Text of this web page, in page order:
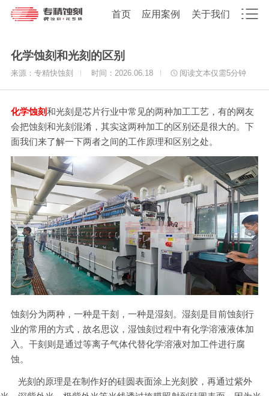
首页 应用案例 关于我们
化学蚀刻和光刻的区别
来源：专精快蚀刻 时间：2026.06.18 阅读文本仅需5分钟
化学蚀刻和光刻是芯片行业中常见的两种加工工艺，有的网友
会把蚀刻和光刻混淆，其实这两种加工的区别还是很大的。下
面我们来了解一下两者之间的工作原理和区别之处。
蚀刻分为两种，一种是干刻，一种是湿刻。湿刻是目前蚀刻行
业的常用的方式，故名思议，湿蚀刻过程中有化学溶液液体加
入。干刻则是通过等离子气体代替化学溶液对加工件进行腐
蚀。
光刻的原理是在制作好的硅圆表面涂上光刻胶，再通过紫外